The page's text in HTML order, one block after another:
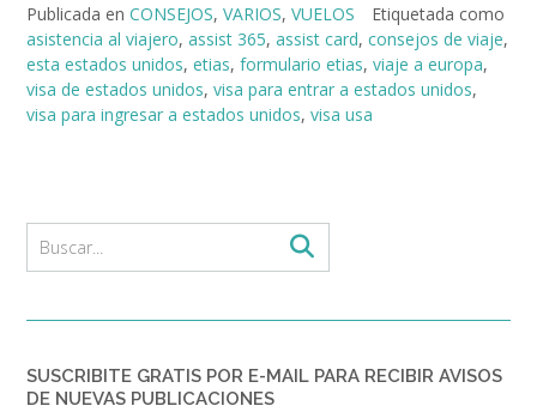
Publicada en CONSEJOS, VARIOS, VUELOS
Etiquetada como
asistencia al viajero, assist 365, assist card, consejos de viaje,
esta estados unidos, etias, formulario etias, viaje a europa,
visa de estados unidos, visa para entrar a estados unidos,
visa para ingresar a estados unidos, visa usa
SUSCRIBITE GRATIS POR E-MAIL PARA RECIBIR AVISOS
DE NUEVAS PUBLICACIONES